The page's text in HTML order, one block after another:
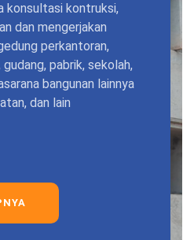
konsultasi kontruksi,
dan mengerjakan
perkantoran,
pabrik, sekolah,
bangunan lainnya
dan lain